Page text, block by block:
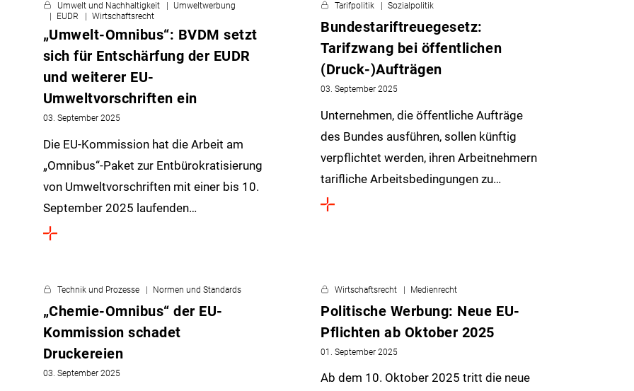
Umwelt und Nachhaltigkeit
Umweltwerbung
EUDR
Wirtschaftsrecht
„Umwelt-Omnibus“: BVDM setzt
sich für Entschärfung der EUDR
und weiterer EU-
Umweltvorschriften ein
03. September 2025
Die EU-Kommission hat die Arbeit am
„Omnibus“-Paket zur Entbürokratisierung
von Umweltvorschriften mit einer bis 10.
September 2025 laufenden…
Tarifpolitik Sozialpolitik
Bundestariftreuegesetz:
Tarifzwang bei öffentlichen
(Druck-)Aufträgen
03. September 2025
Unternehmen, die öffentliche Aufträge
des Bundes ausführen, sollen künftig
verpflichtet werden, ihren Arbeitnehmern
tarifliche Arbeitsbedingungen zu…
Technik und Prozesse Normen und Standards
„Chemie-Omnibus“ der EU-
Kommission schadet
Druckereien
03. September 2025
Wirtschaftsrecht Medienrecht
Politische Werbung: Neue EU-
Pflichten ab Oktober 2025
01. September 2025
Ab dem 10. Oktober 2025 tritt die neue